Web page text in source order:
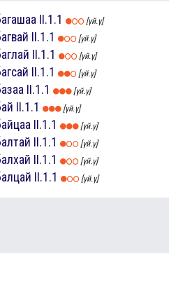
II.1.1 [үй.ү]
II.1.1 [үй.ү]
II.1.1 [үй.ү]
II.1.1 [үй.ү]
II.1.1 [үй.ү]
II.1.1 [үй.ү]
II.1.1 [үй.ү]
II.1.1 [үй.ү]
II.1.1 [үй.ү]
II.1.1 [үй.ү]